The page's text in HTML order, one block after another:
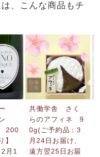
、こんな商品もチ
ー
ン
200
】
月1
共働学舎 さく
らのアフィネ 9
0g(ご予約品：3
月24日お届け、
遠方翌25日お届